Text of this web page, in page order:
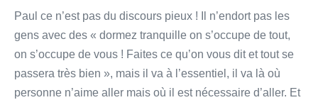
Paul ce n’est pas du discours pieux ! Il n’endort pas les
gens avec des « dormez tranquille on s’occupe de tout,
on s’occupe de vous ! Faites ce qu’on vous dit et tout se
passera très bien », mais il va à l’essentiel, il va là où
personne n’aime aller mais où il est nécessaire d’aller. Et